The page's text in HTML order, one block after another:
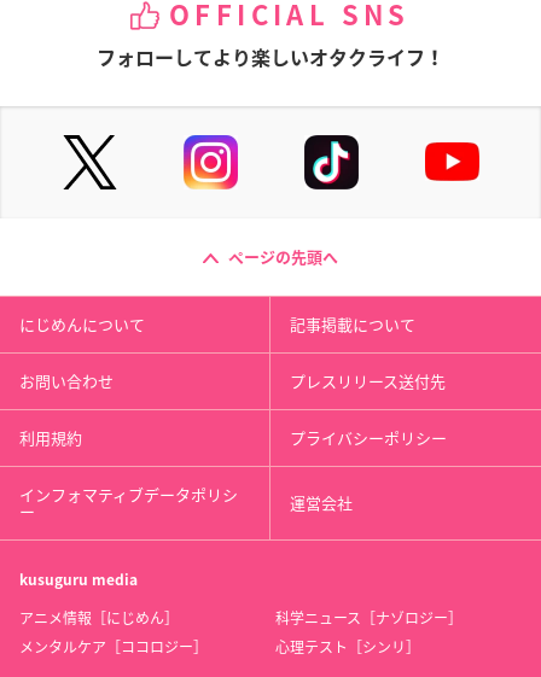
OFFICIAL SNS
フォローしてより楽しいオタクライフ！
ページの先頭へ
にじめんについて 記事掲載について
お問い合わせ プレスリリース送付先
利用規約 プライバシーポリシー
インフォマティブデータポリシ
ー 運営会社
kusuguru media
アニメ情報［にじめん］
科学ニュース［ナゾロジー］
メンタルケア［ココロジー］
心理テスト［シンリ］